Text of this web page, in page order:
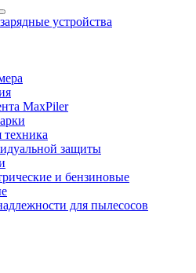
устройства
MaxPiler
техника
защиты
и бензиновые
для пылесосов